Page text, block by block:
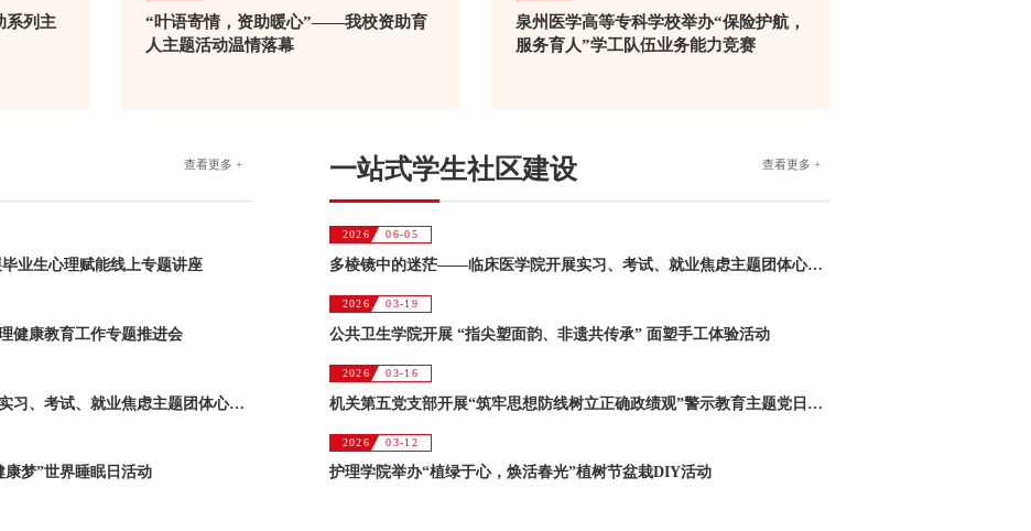
系列主
“叶语寄情，资助暖心”——我校资助育
人主题活动温情落幕
泉州医学高等专科学校举办“保险护航，
服务育人”学工队伍业务能力竞赛
查看更多 +
业生心理赋能线上专题讲座
健康教育工作专题推进会
多棱镜中的迷茫——临床医学院开展实习、考试、就业焦虑主题团体心理辅导活动
梦”世界睡眠日活动
一站式学生社区建设 查看更多 +
2026 06-05
多棱镜中的迷茫——临床医学院开展实习、考试、就业焦虑主题团体心理辅导活动
2026 03-19
公共卫生学院开展 “指尖塑面韵、非遗共传承” 面塑手工体验活动
2026 03-16
机关第五党支部开展“筑牢思想防线树立正确政绩观”警示教育主题党日活动
2026 03-12
护理学院举办“植绿于心，焕活春光”植树节盆栽DIY活动